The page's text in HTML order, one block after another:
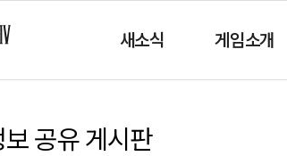
새소식 게임소개
보 공유 게시판